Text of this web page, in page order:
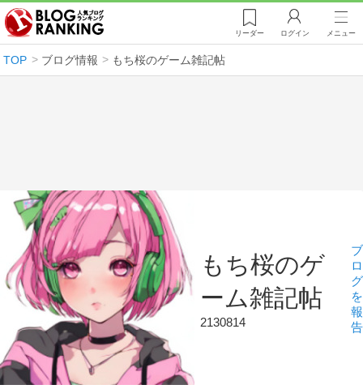
リーダー ログイン メニュー
TOP ブログ情報 もち桜のゲーム雑記帖
もち桜のゲ
ーム雑記帖
2130814
ブ
ロ
グ
を
報
告